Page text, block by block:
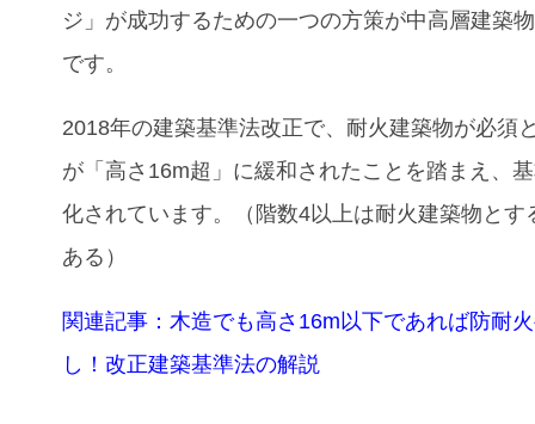
ジ」が成功するための一つの方策が中高層建築
です。
2018年の建築基準法改正で、耐火建築物が必須
が「高さ16m超」に緩和されたことを踏まえ、
化されています。（階数4以上は耐火建築物とす
ある）
関連記事：木造でも高さ16m以下であれば防耐
し！改正建築基準法の解説